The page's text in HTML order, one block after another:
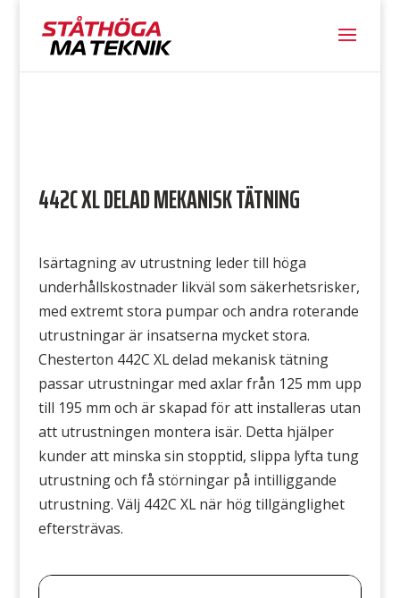
442C XL DELAD MEKANISK TÄTNING
Isärtagning av utrustning leder till höga
underhållskostnader likväl som säkerhetsrisker,
med extremt stora pumpar och andra roterande
utrustningar är insatserna mycket stora.
Chesterton 442C XL delad mekanisk tätning
passar utrustningar med axlar från 125 mm upp
till 195 mm och är skapad för att installeras utan
att utrustningen montera isär. Detta hjälper
kunder att minska sin stopptid, slippa lyfta tung
utrustning och få störningar på intilliggande
utrustning. Välj 442C XL när hög tillgänglighet
eftersträvas.